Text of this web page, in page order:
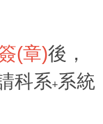
(章)後，
科系+系統